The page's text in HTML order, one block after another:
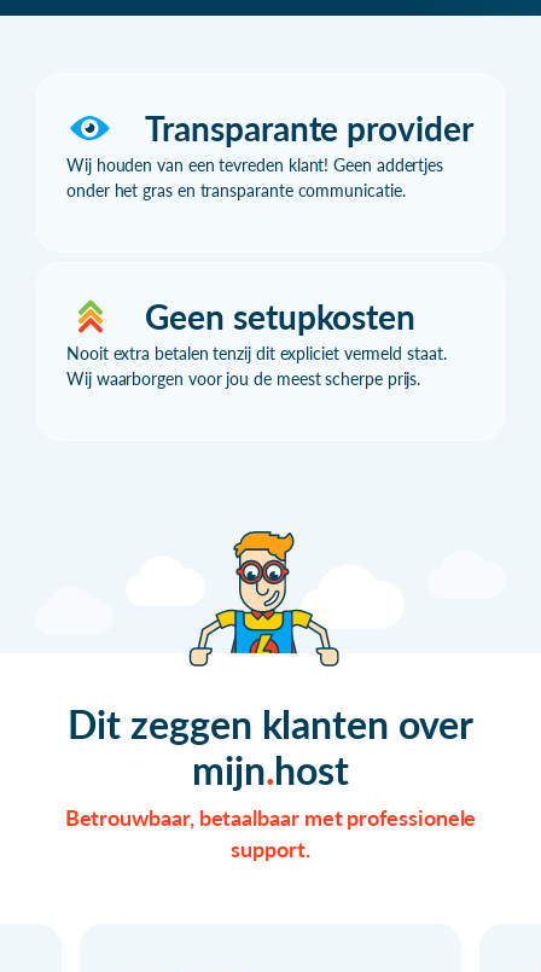
Transparante provider
Wij houden van een tevreden klant! Geen addertjes
onder het gras en transparante communicatie.
Geen setupkosten
Nooit extra betalen tenzij dit expliciet vermeld staat.
Wij waarborgen voor jou de meest scherpe prijs.
Dit zeggen klanten over
mijn host
Betrouwbaar, betaalbaar met professionele
support.